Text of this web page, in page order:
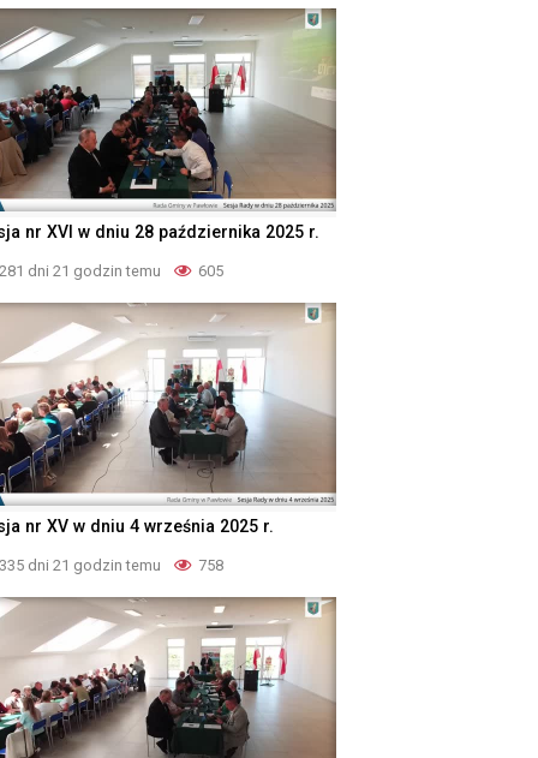
nr XVI w dniu 28 października 2025 r.
281 dni 21 godzin temu 605
nr XV w dniu 4 września 2025 r.
335 dni 21 godzin temu 758